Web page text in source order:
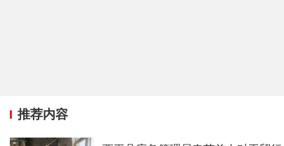
推荐内容